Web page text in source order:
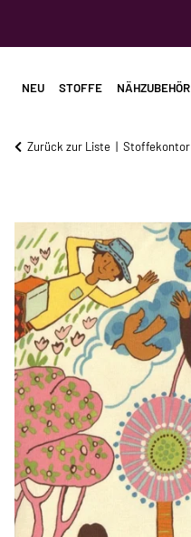
NEU STOFFE NÄHZUBEHÖR
Zurück zur Liste Stoffekontor